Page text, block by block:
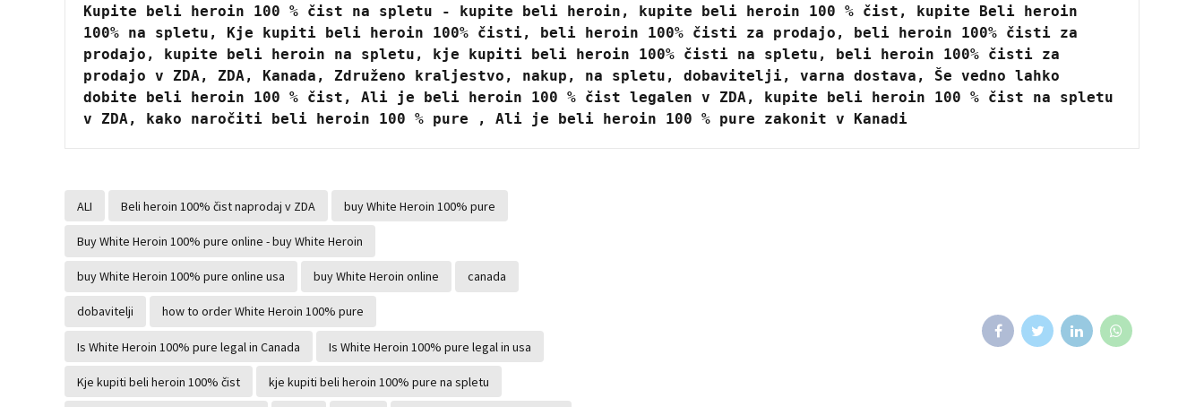
Kupite beli heroin 100 % čist na spletu - kupite beli heroin, kupite beli heroin 100 % čist, kupite Beli heroin
100% na spletu, Kje kupiti beli heroin 100% čisti, beli heroin 100% čisti za prodajo, beli heroin 100% čisti za
prodajo, kupite beli heroin na spletu, kje kupiti beli heroin 100% čisti na spletu, beli heroin 100% čisti za
prodajo v ZDA, ZDA, Kanada, Združeno kraljestvo, nakup, na spletu, dobavitelji, varna dostava, Še vedno lahko
dobite beli heroin 100 % čist, Ali je beli heroin 100 % čist legalen v ZDA, kupite beli heroin 100 % čist na spletu
v ZDA, kako naročiti beli heroin 100 % pure , Ali je beli heroin 100 % pure zakonit v Kanadi
ALI Beli heroin 100% čist naprodaj v ZDA buy White Heroin 100% pure
Buy White Heroin 100% pure online - buy White Heroin
buy White Heroin 100% pure online usa buy White Heroin online canada
dobavitelji how to order White Heroin 100% pure
Is White Heroin 100% pure legal in Canada Is White Heroin 100% pure legal in usa
Kje kupiti beli heroin 100% čist kje kupiti beli heroin 100% pure na spletu